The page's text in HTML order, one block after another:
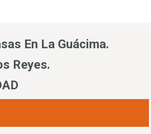
En La Guácima.
Reyes.